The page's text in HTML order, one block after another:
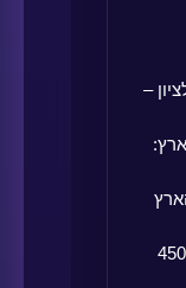
–
משלוח חינם בהזמנות מעל 450